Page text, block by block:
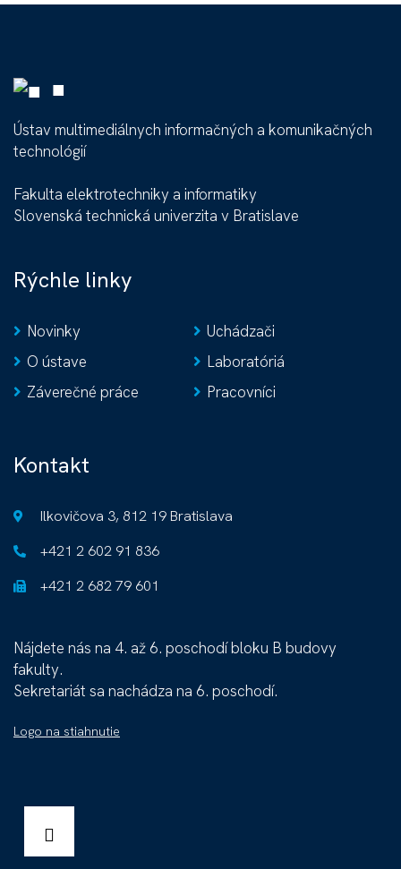
■
Ústav multimediálnych informačných a komunikačných
technológií
Fakulta elektrotechniky a informatiky
Slovenská technická univerzita v Bratislave
Rýchle linky
Novinky
Uchádzači
O ústave
Laboratóriá
Záverečné práce
Pracovníci
Kontakt
Ilkovičova 3, 812 19 Bratislava
+421 2 602 91 836
+421 2 682 79 601
Nájdete nás na 4. až 6. poschodí bloku B budovy
fakulty.
Sekretariát sa nachádza na 6. poschodí.
Logo na stiahnutie